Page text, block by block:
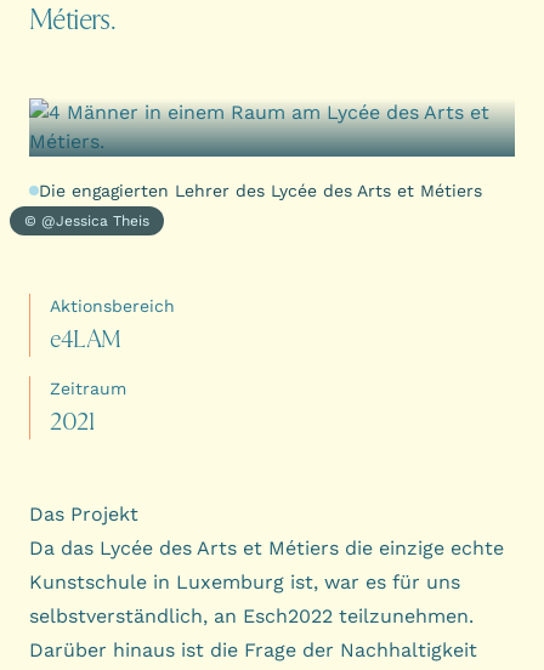
Métiers.
Die engagierten Lehrer des Lycée des Arts et Métiers
© @Jessica Theis
Aktionsbereich
e4LAM
Zeitraum
2021
Das Projekt
Da das Lycée des Arts et Métiers die einzige echte
Kunstschule in Luxemburg ist, war es für uns
selbstverständlich, an Esch2022 teilzunehmen.
Darüber hinaus ist die Frage der Nachhaltigkeit